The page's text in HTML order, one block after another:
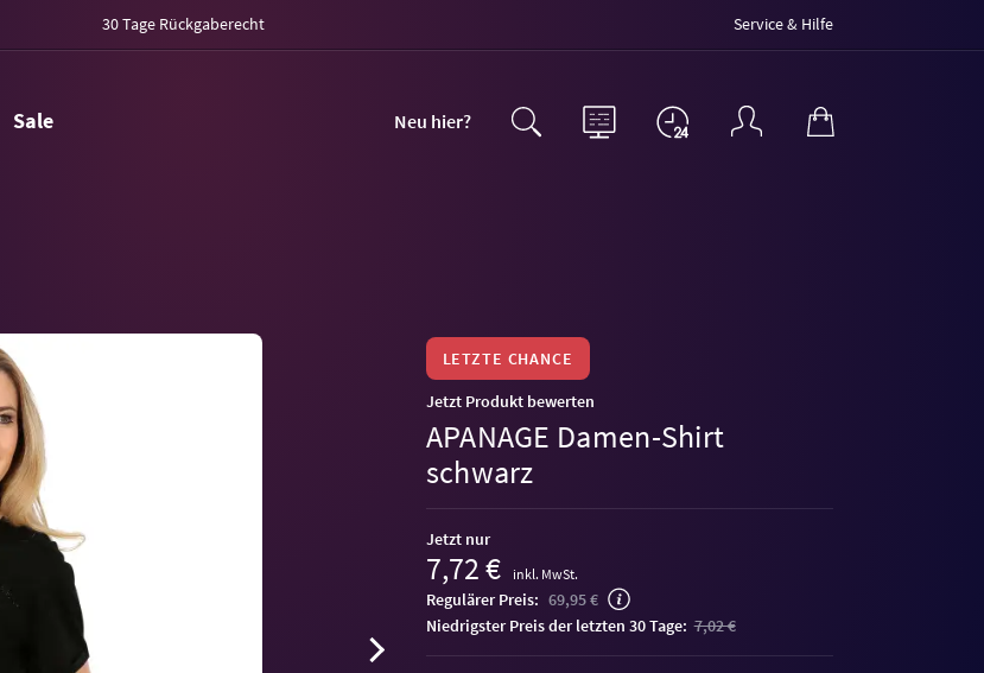
30 Tage Rückgaberecht Service & Hilfe
Sale Neu hier?
LETZTE CHANCE
Jetzt Produkt bewerten
APANAGE Damen-Shirt
schwarz
Jetzt nur
7,72 € inkl. MwSt.
Regulärer Preis: 69,95 €
niedrigster Preis der letzten 30 Tage: 7,02 €